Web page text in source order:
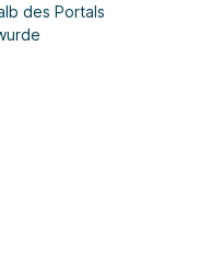
des Portals